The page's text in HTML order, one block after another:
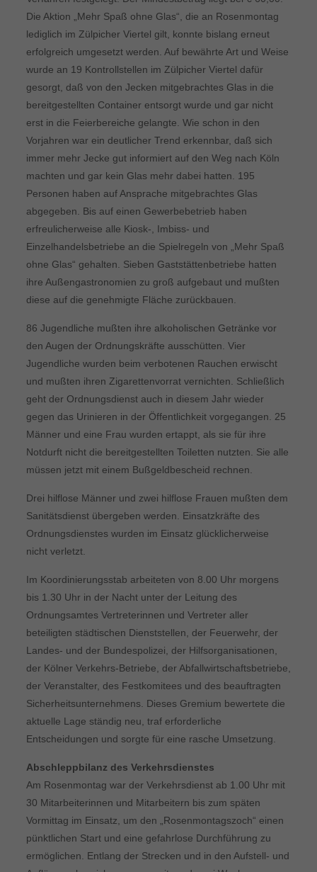
Die Aktion „Mehr Spaß ohne Glas“, die an Rosenmontag
lediglich im Zülpicher Viertel gilt, konnte bislang erneut
erfolgreich umgesetzt werden. Auf bewährte Art und Weise
wurde an 19 Kontrollstellen im Zülpicher Viertel dafür
gesorgt, daß von den Jecken mitgebrachtes Glas in die
bereitgestellten Container entsorgt wurde und gar nicht
erst in die Feierbereiche gelangte. Wie schon in den
Vorjahren war ein deutlicher Trend erkennbar, daß sich
immer mehr Jecke gut informiert auf den Weg nach Köln
machten und gar kein Glas mehr dabei hatten. 195
Personen haben auf Ansprache mitgebrachtes Glas
abgegeben. Bis auf einen Gewerbebetrieb haben
erfreulicherweise alle Kiosk-, Imbiss- und
Einzelhandelsbetriebe an die Spielregeln von „Mehr Spaß
ohne Glas“ gehalten. Sieben Gaststättenbetriebe hatten
ihre Außengastronomien zu groß aufgebaut und mußten
diese auf die genehmigte Fläche zurückbauen.
86 Jugendliche mußten ihre alkoholischen Getränke vor
den Augen der Ordnungskräfte ausschütten. Vier
Jugendliche wurden beim verbotenen Rauchen erwischt
und mußten ihren Zigarettenvorrat vernichten. Schließlich
geht der Ordnungsdienst auch in diesem Jahr wieder
gegen das Urinieren in der Öffentlichkeit vorgegangen. 25
Männer und eine Frau wurden ertappt, als sie für ihre
Notdurft nicht die bereitgestellten Toiletten nutzten. Sie alle
müssen jetzt mit einem Bußgeldbescheid rechnen.
Drei hilflose Männer und zwei hilflose Frauen mußten dem
Sanitätsdienst übergeben werden. Einsatzkräfte des
Ordnungsdienstes wurden im Einsatz glücklicherweise
nicht verletzt.
Im Koordinierungsstab arbeiteten von 8.00 Uhr morgens
bis 1.30 Uhr in der Nacht unter der Leitung des
Ordnungsamtes Vertreterinnen und Vertreter aller
beteiligten städtischen Dienststellen, der Feuerwehr, der
Landes- und der Bundespolizei, der Hilfsorganisationen,
der Kölner Verkehrs-Betriebe, der Abfallwirtschaftsbetriebe,
der Veranstalter, des Festkomitees und des beauftragten
Sicherheitsunternehmens. Dieses Gremium bewertete die
aktuelle Lage ständig neu, traf erforderliche
Entscheidungen und sorgte für eine rasche Umsetzung.
Abschleppbilanz des Verkehrsdienstes
Am Rosenmontag war der Verkehrsdienst ab 1.00 Uhr mit
30 Mitarbeiterinnen und Mitarbeitern bis zum späten
Vormittag im Einsatz, um den „Rosenmontagszoch“ einen
pünktlichen Start und eine gefahrlose Durchführung zu
ermöglichen. Entlang der Strecken und in den Aufstell- und